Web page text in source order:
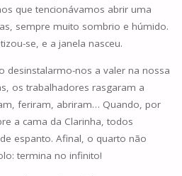
que tencionávamos abrir uma
sempre muito sombrio e húmido.
se, e a janela nasceu.
desinstalarmo-nos a valer na nossa
os trabalhadores rasgaram a
feriram, abriram… Quando, por
a cama da Clarinha, todos
espanto. Afinal, o quarto não
termina no infinito!